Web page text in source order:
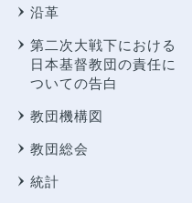
沿革
第二次大戦下における
日本基督教団の責任に
ついての告白
教団機構図
教団総会
統計